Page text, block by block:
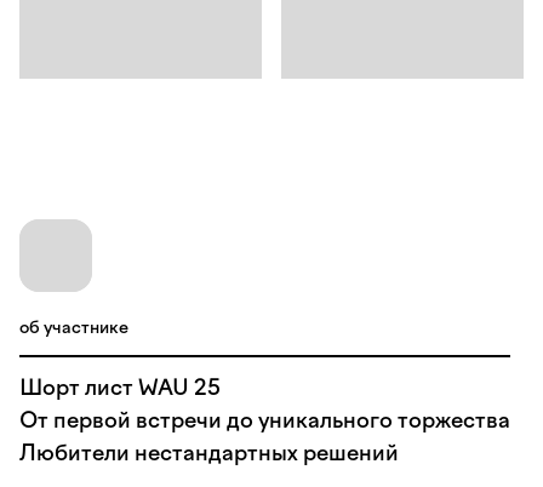
об участнике
Шорт лист WAU 25
От первой встречи до уникального торжества
Любители нестандартных решений